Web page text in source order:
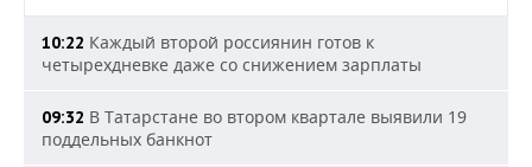
10:22 Каждый второй россиянин готов к
четырехдневке даже со снижением зарплаты
09:32 В Татарстане во втором квартале выявили 19
поддельных банкнот